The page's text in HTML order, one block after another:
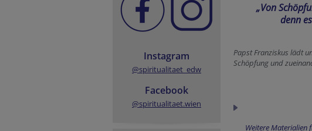
Instagram
@spiritualitaet_edw
Facebook
@spiritualitaet.wien
„Von
denn
Papst Franziskus lädt
Schöpfung und
Weitere Materialien